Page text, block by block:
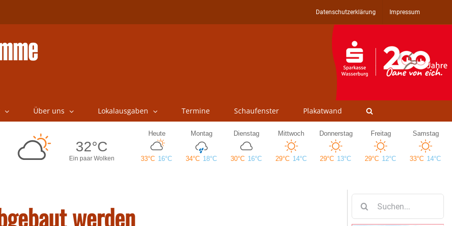
Datenschutzerklärung Impressum
Über uns Lokalausgaben Termine Schaufenster Plakatwand
werden
nach: